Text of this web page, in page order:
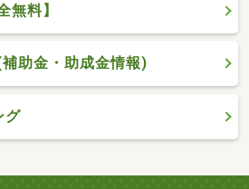
無料】
助金・助成金情報)
グ